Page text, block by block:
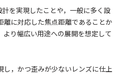
を実現したことや，一般に多く設
離に対応した焦点距離であることか
より幅広い用途への展開を想定して
し，かつ歪みが少ないレンズに仕上